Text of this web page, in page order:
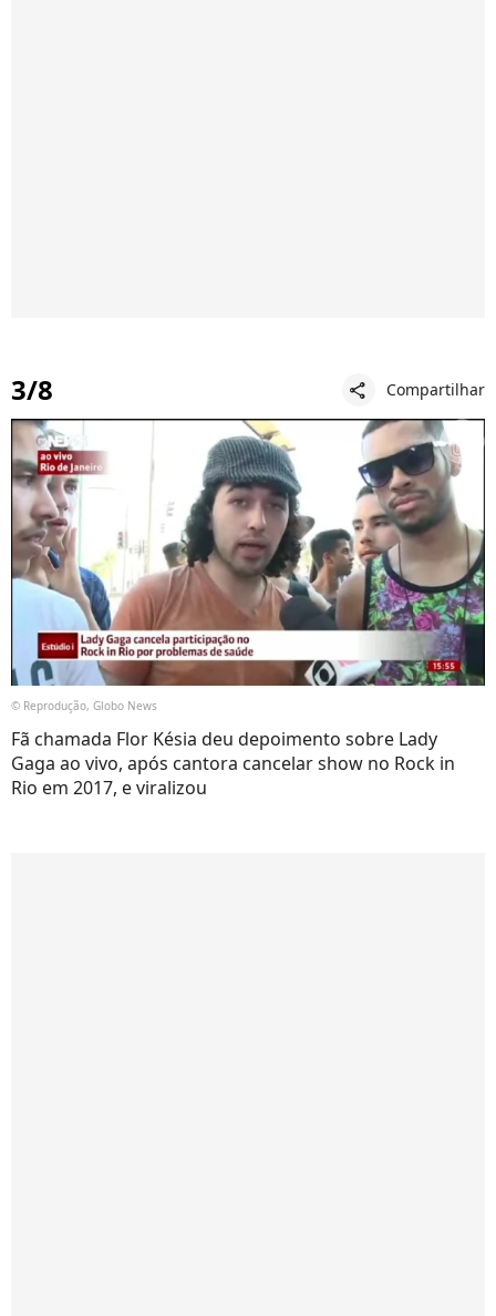
3/8 share Compartilhar
© Reprodução, Globo News
Fã chamada Flor Késia deu depoimento sobre Lady
Gaga ao vivo, após cantora cancelar show no Rock in
Rio em 2017, e viralizou